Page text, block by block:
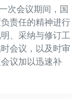
次会议期间，国
责任的精神进行
、采纳与修订工
会议，以及时审
议加以迅速补